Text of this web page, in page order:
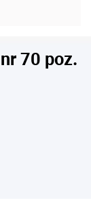
70 poz.